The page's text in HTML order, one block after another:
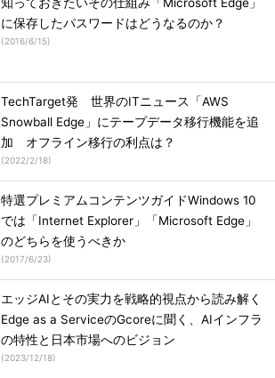
に保存したパスワードはどうなるのか？
(2016/6/15)
TechTarget発 世界のITニュース「AWS
Snowball Edge」にテープデータ移行機能を追
加 オフライン移行の利点は？
(2022/2/18)
特選プレミアムコンテンツガイドWindows 10
では「Internet Explorer」「Microsoft Edge」
のどちらを使うべきか
(2017/6/23)
エッジAIとその実力を戦略的視点から読み解く
Edge as a ServiceのGcoreに聞く、AIインフラ
の特性と日本市場へのビジョン
(2023/12/18)